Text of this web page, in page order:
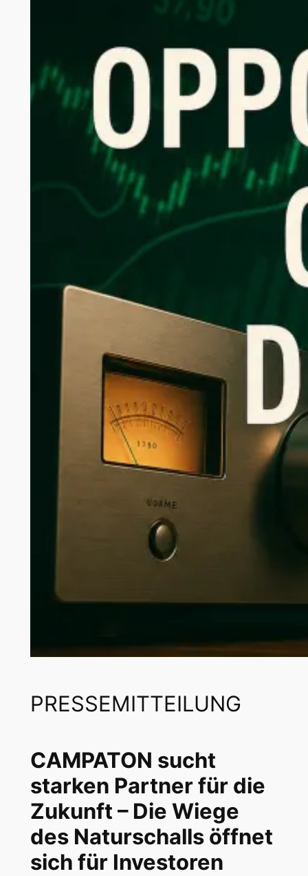
PRESSEMITTEILUNG
CAMPATON sucht
starken Partner für die
Zukunft – Die Wiege
des Naturschalls öffnet
sich für Investoren